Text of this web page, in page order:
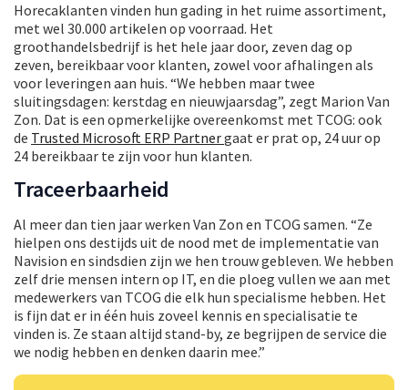
Horecaklanten vinden hun gading in het ruime assortiment,
met wel 30.000 artikelen op voorraad. Het
groothandelsbedrijf is het hele jaar door, zeven dag op
zeven, bereikbaar voor klanten, zowel voor afhalingen als
voor leveringen aan huis. “We hebben maar twee
sluitingsdagen: kerstdag en nieuwjaarsdag”, zegt Marion Van
Zon. Dat is een opmerkelijke overeenkomst met TCOG: ook
de Trusted Microsoft ERP Partnergaat er prat op, 24 uur op
24 bereikbaar te zijn voor hun klanten.
Traceerbaarheid
Al meer dan tien jaar werken Van Zon en TCOG samen. “Ze
hielpen ons destijds uit de nood met de implementatie van
Navision en sindsdien zijn we hen trouw gebleven. We hebben
zelf drie mensen intern op IT, en die ploeg vullen we aan met
medewerkers van TCOG die elk hun specialisme hebben. Het
is fijn dat er in één huis zoveel kennis en specialisatie te
vinden is. Ze staan altijd stand-by, ze begrijpen de service die
we nodig hebben en denken daarin mee.”